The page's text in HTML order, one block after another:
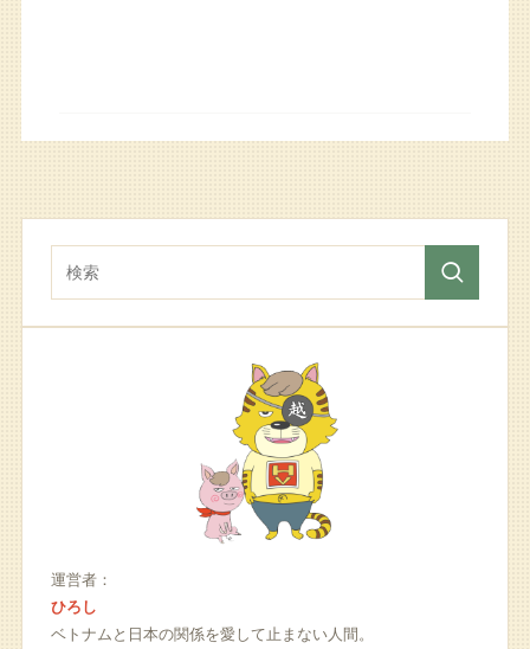
運営者：
ひろし
ベトナムと日本の関係を愛して止まない人間。